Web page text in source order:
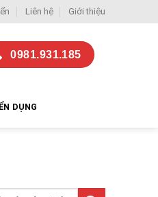
Liên hệ Giới thiệu
0981.931.185
DỤNG